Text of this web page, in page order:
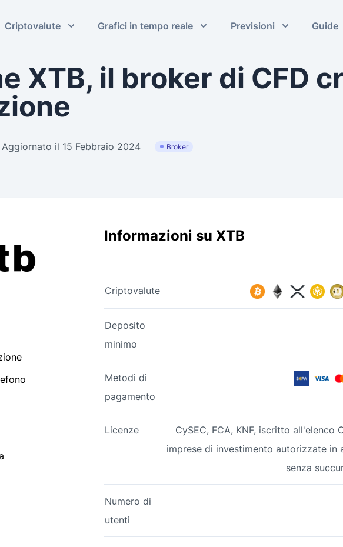
Criptovalute Grafici in tempo reale Previsioni Guide
XTB, il broker di CFD
Aggiornato il 15 Febbraio 2024 Broker
Informazioni su XTB
Criptovalute
Deposito
minimo
Metodi di
pagamento
Licenze
CySEC, FCA, KNF, iscritto all'elenco
imprese di investimento autorizzate in
senza
Numero di
utenti